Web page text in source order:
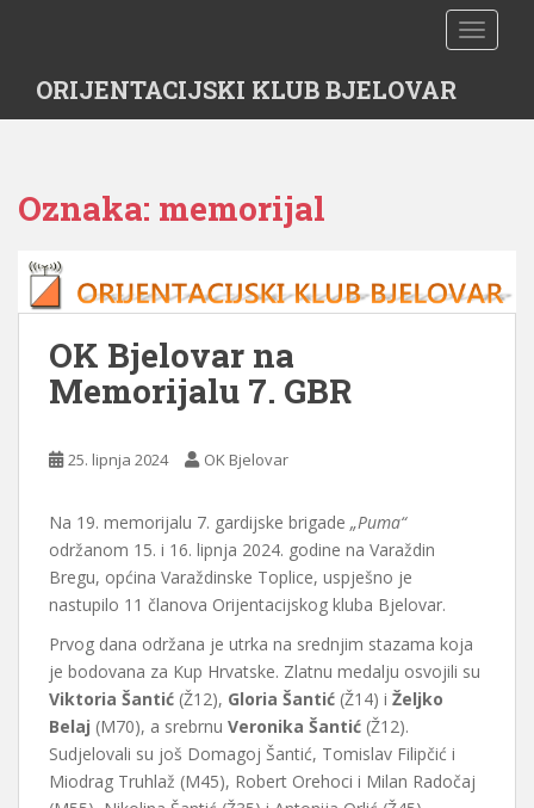
t
ORIJENTACIJSKI KLUB BJELOVAR
Oznaka: memorijal
OK Bjelovar na
Memorijalu 7. GBR
25. lipnja 2024 OK Bjelovar
Na 19. memorijalu 7. gardijske brigade „Puma“
održanom 15. i 16. lipnja 2024. godine na Varaždin
Bregu, općina Varaždinske Toplice, uspješno je
nastupilo 11 članova Orijentacijskog kluba Bjelovar.
Prvog dana održana je utrka na srednjim stazama koja
je bodovana za Kup Hrvatske. Zlatnu medalju osvojili su
Viktoria Šantić (Ž12), Gloria Šantić (Ž14) i Željko
Belaj (M70), a srebrnu Veronika Šantić (Ž12).
Sudjelovali su još Domagoj Šantić, Tomislav Filipčić i
Miodrag Truhlaž (M45), Robert Orehoci i Milan Radočaj